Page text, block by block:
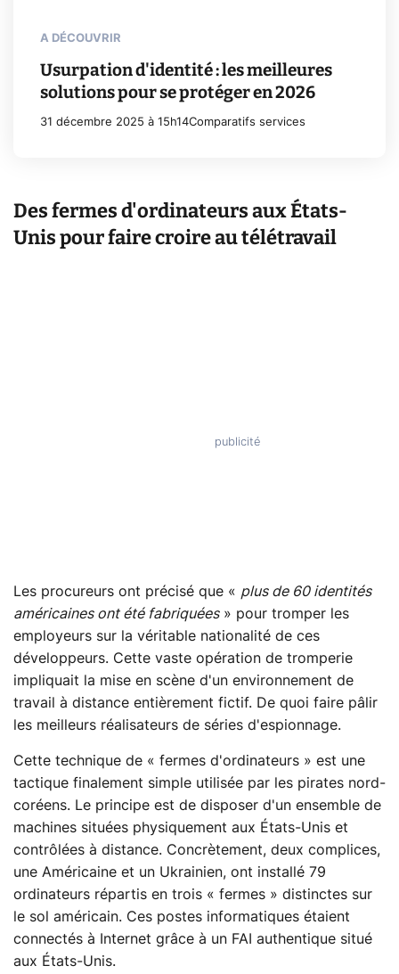
A DÉCOUVRIR
Usurpation d'identité : les meilleures
solutions pour se protéger en 2026
31 décembre 2025 à 15h14Comparatifs services
Des fermes d'ordinateurs aux États-
Unis pour faire croire au télétravail
Les procureurs ont précisé que « plus de 60 identités
américaines ont été fabriquées» pour tromper les
employeurs sur la véritable nationalité de ces
développeurs. Cette vaste opération de tromperie
impliquait la mise en scène d'un environnement de
travail à distance entièrement fictif. De quoi faire pâlir
les meilleurs réalisateurs de séries d'espionnage.
Cette technique de « fermes d'ordinateurs » est une
tactique finalement simple utilisée par les pirates nord-
coréens. Le principe est de disposer d'un ensemble de
machines situées physiquement aux États-Unis et
contrôlées à distance. Concrètement, deux complices,
une Américaine et un Ukrainien, ont installé 79
ordinateurs répartis en trois « fermes » distinctes sur
le sol américain. Ces postes informatiques étaient
connectés à Internet grâce à un FAI authentique situé
aux États-Unis.